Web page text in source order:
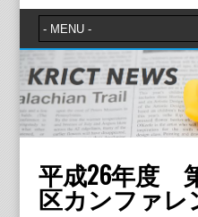
平成26年度
区カンファレ